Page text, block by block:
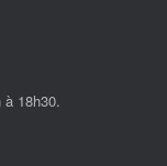
18h30.